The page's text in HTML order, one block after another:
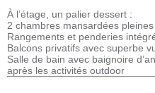
À l’étage, un palier dessert :
2 chambres mansardées
Rangements et penderies
Balcons privatifs avec superbe
Salle de bain avec baignoire
après les activités outdoor